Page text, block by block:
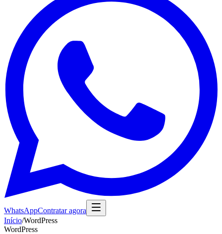
WhatsAppContratar agora
Início/WordPress
WordPress